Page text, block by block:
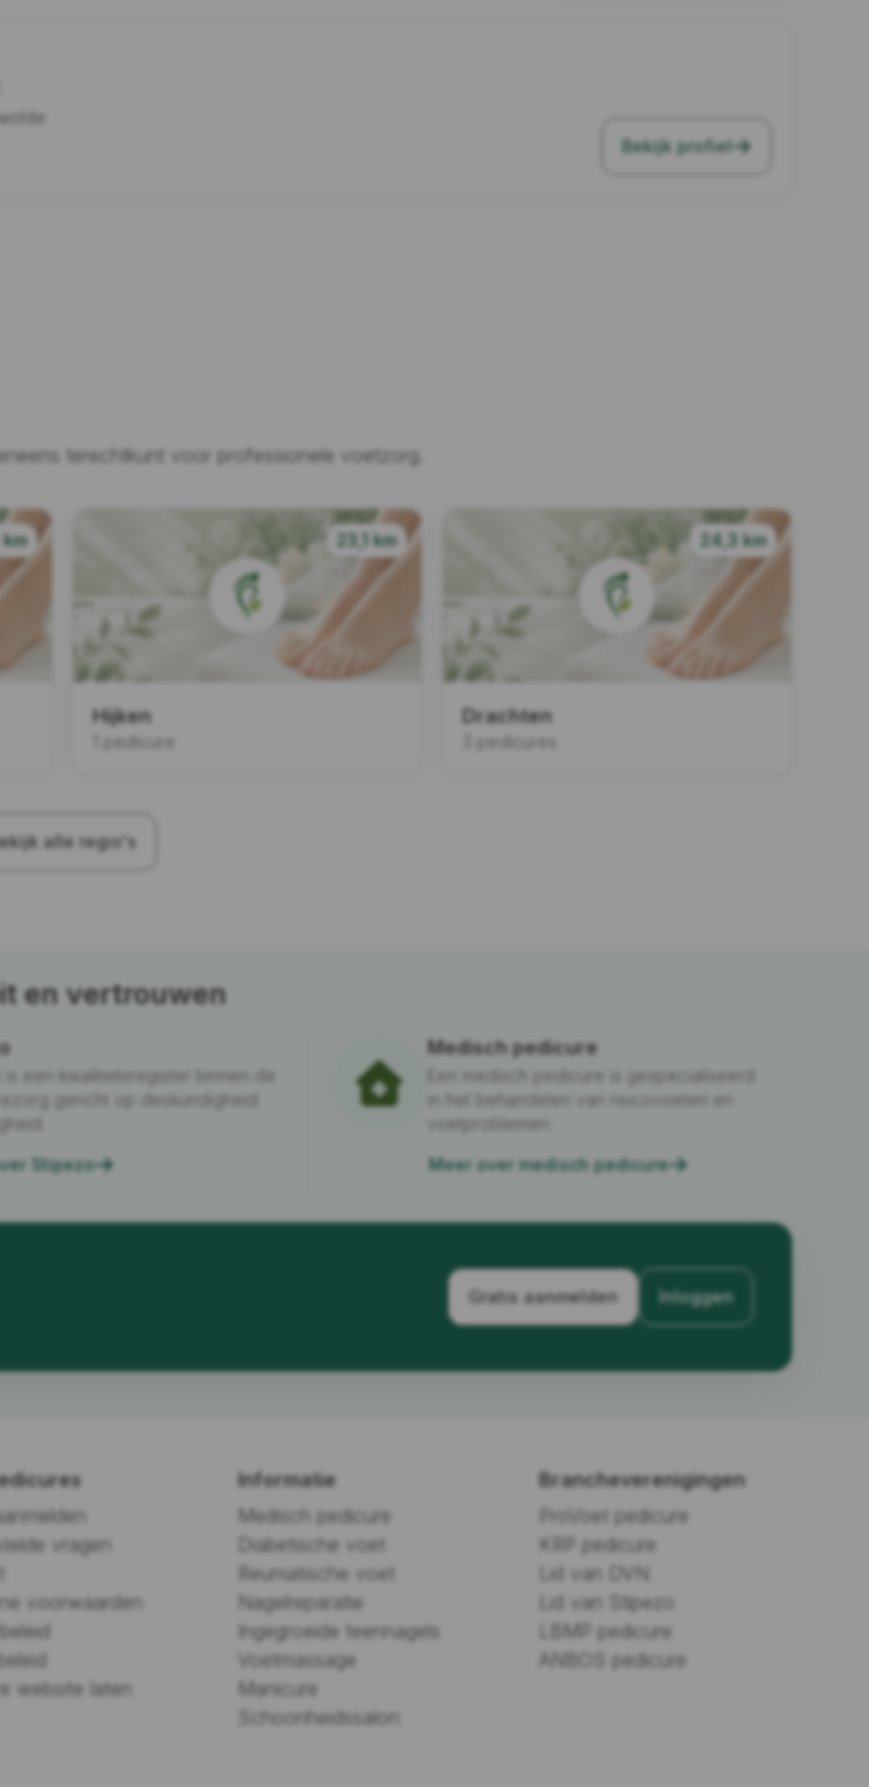
Bekijk profiel
terechtkunt voor professionele voetzorg.
km 23,1 km
Hijken
1 pedicure
24,3 km
Drachten
3 pedicures
alle regio's
en vertrouwen
is een kwaliteitsregister binnen de
gericht op deskundigheid
Stipezo
Medisch pedicure
Een medisch pedicure is gespecialiseerd
in het behandelen van risicovoeten en
voetproblemen.
Meer over medisch pedicure
Gratis aanmelden Inloggen
vragen
voorwaarden
website laten
Informatie
Medisch pedicure
Diabetische voet
Reumatische voet
Nagelreparatie
Ingegroeide teennagels
Voetmassage
Manicure
Schoonheidssalon
Brancheverenigingen
ProVoet pedicure
KRP pedicure
Lid van DVN
Lid van Stipezo
LBMP pedicure
ANBOS pedicure